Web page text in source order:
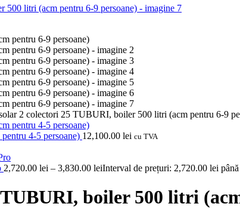
2 colectori 25 TUBURI, boiler 500 litri (acm pentru 6-9
4-5 persoane) 12,100.00 lei cu TVA
2,720.00 lei – 3,830.00 leiInterval de prețuri: 2,720.00 lei
boiler 500 litri